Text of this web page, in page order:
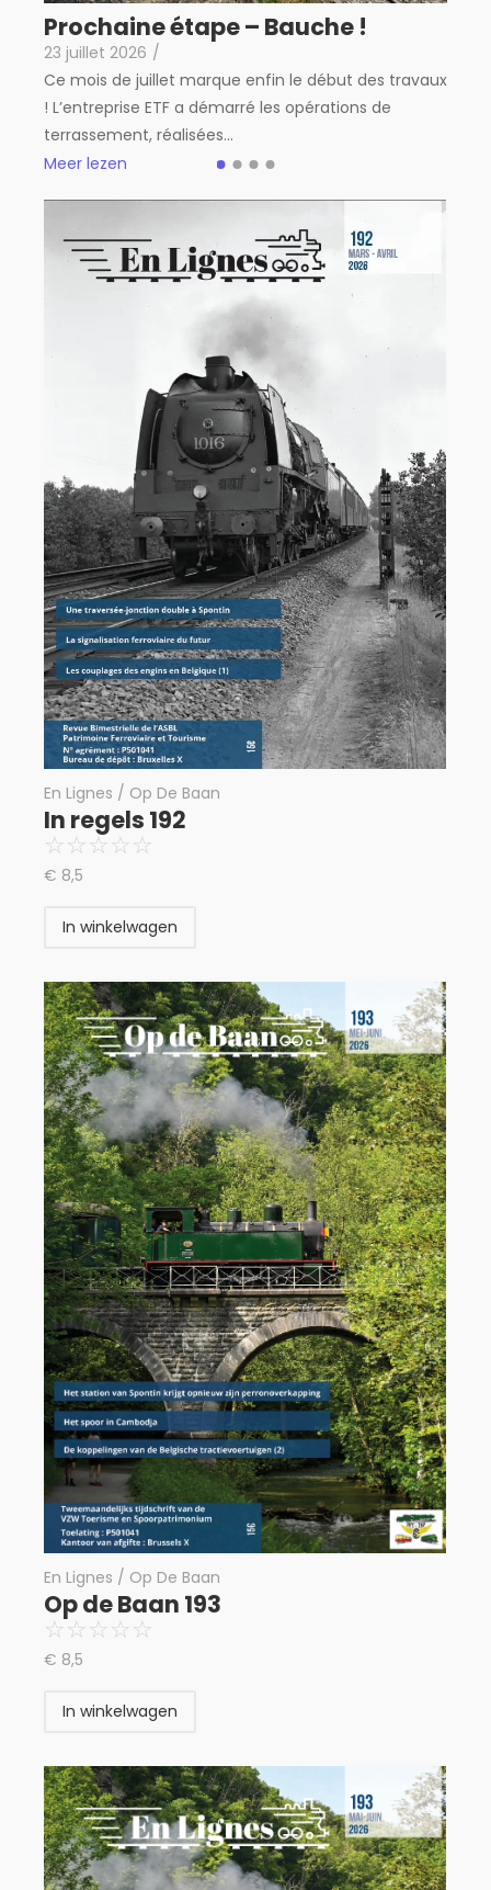
Prochaine étape – Bauche !
23 juillet 2026 /
Ce mois de juillet marque enfin le début des travaux
! L’entreprise ETF a démarré les opérations de
terrassement, réalisées...
Meer lezen
En Lignes / Op De Baan
In regels 192
☆☆☆☆☆
€ 8,5
In winkelwagen
En Lignes / Op De Baan
Op de Baan 193
☆☆☆☆☆
€ 8,5
In winkelwagen